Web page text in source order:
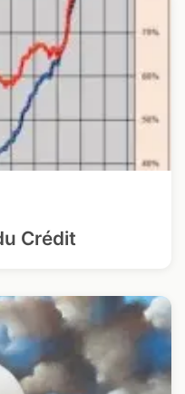
Crédit